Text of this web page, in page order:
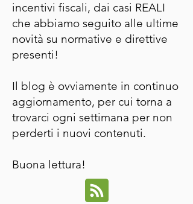
incentivi fiscali, dai casi REALI
che abbiamo seguito alle ultime
novità su normative e direttive
presenti!
Il blog è ovviamente in continuo
aggiornamento, per cui torna a
trovarci ogni settimana per non
perderti i nuovi contenuti.
Buona lettura!